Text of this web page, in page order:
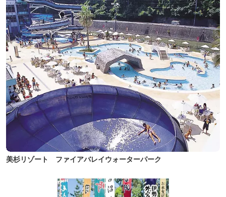
美杉リゾート ファイアバレイウォーターパーク